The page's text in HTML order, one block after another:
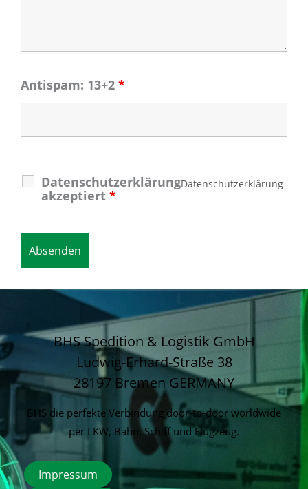
Antispam: 13+2 *
Datenschutzerklärung
akzeptiert *
Datenschutzerklärung
BHS Spedition & Logistik GmbH
Ludwig-Erhard-Straße 38
28197 Bremen GERMANY
BHS die perfekte Verbindung door-to-door worldwide
per LKW, Bahn, Schiff und Flugzeug.
Impressum